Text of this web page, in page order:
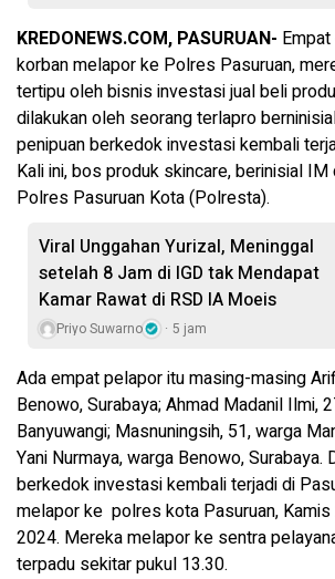
KREDONEWS.COM, PASURUAN-
korban melapor ke Polres Pasuruan,
tertipu oleh bisnis investasi jual beli
dilakukan oleh seorang terlapro
penipuan berkedok investasi kembali
Kali ini, bos produk skincare, berinisial
Polres Pasuruan Kota (Polresta).
Viral Unggahan Yurizal, Meninggal
setelah 8 Jam di IGD tak Mendapat
Kamar Rawat di RSD IA Moeis
Priyo Suwarno 5 jam
Ada empat pelapor itu masing-masing
Benowo, Surabaya; Ahmad Madanil Ilmi,
Banyuwangi; Masnuningsih, 51, warga
Yani Nurmaya, warga Benowo, Surabaya.
berkedok investasi kembali terjadi di
melapor ke polres kota Pasuruan,
2024. Mereka melapor ke sentra
terpadu sekitar pukul 13.30.